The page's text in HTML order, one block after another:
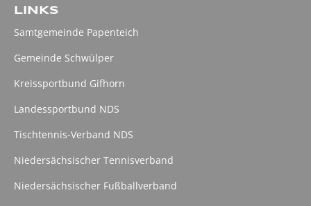
LINKS
Samtgemeinde Papenteich
Gemeinde Schwülper
Kreissportbund Gifhorn
Landessportbund NDS
Tischtennis-Verband NDS
Niedersächsischer Tennisverband
Niedersächsischer Fußballverband